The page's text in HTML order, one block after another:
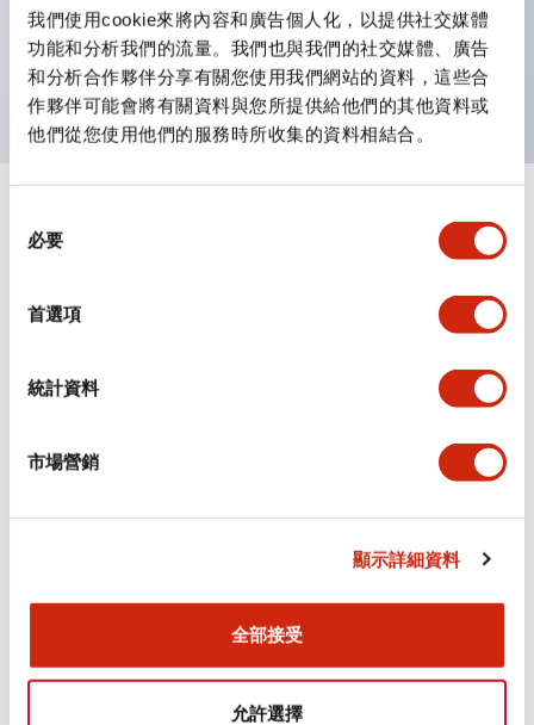
我們使用cookie來將內容和廣告個人化，以提供社交媒體
功能和分析我們的流量。我們也與我們的社交媒體、廣告
和分析合作夥伴分享有關您使用我們網站的資料，這些合
作夥伴可能會將有關資料與您所提供給他們的其他資料或
他們從您使用他們的服務時所收集的資料相結合。
必要
首選項
統計資料
市場營銷
顯示詳細資料
全部接受
允許選擇
為密閉型）
UL、CSA認證品及符合EN標準品。（蜂鳴器除外）
規格 顯示全部+
環境規範
機械規格
文件和檔案